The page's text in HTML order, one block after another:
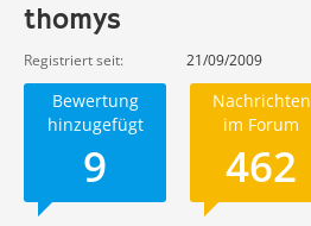
thomys
Registriert seit 21/09/2009
Bewertung
hinzugefügt
9
Nachrichten
im Forum
462